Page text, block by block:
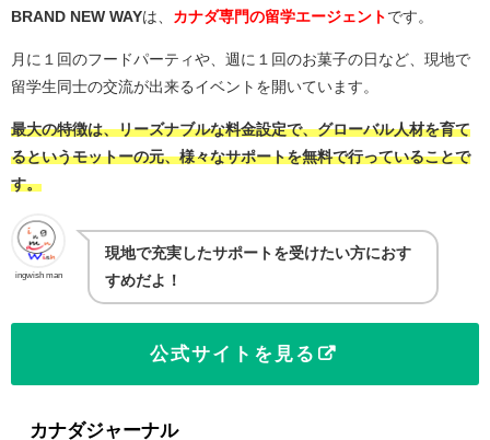
BRAND NEW WAYは、 カナダ専門の留学エージェント です。
月に１回のフードパーティや、週に１回のお菓子の日など、現地で
留学生同士の交流が出来るイベントを開いています。
最大の特徴は、リーズナブルな料金設定で、グローバル人材を育て
るというモットーの元、様々なサポートを無料で行っていることで
す。
ingwish man
現地で充実したサポートを受けたい方におす
すめだよ！
公式サイトを見る
カナダジャーナル